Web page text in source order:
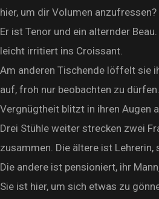
hier, um dir Volumen
Er ist Tenor und ein alternder
leicht irritiert ins Croissant.
Am anderen Tischende löffelt sie
auf, froh nur beobachten zu
Vergnügtheit blitzt in ihren Augen
Drei Stühle weiter strecken zwei
zusammen. Die ältere ist Lehrerin,
Die andere ist pensioniert, ihr
Sie ist hier, um sich etwas zu